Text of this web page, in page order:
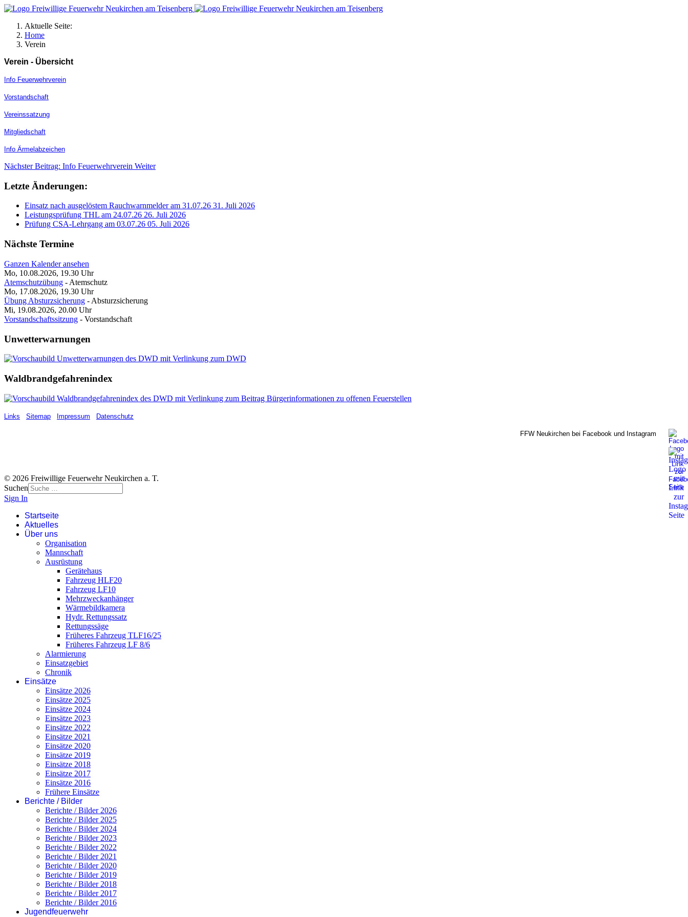
Aktuelle Seite:
Home
Verein
Verein - Übersicht
Info Feuerwehrverein
Vorstandschaft
Vereinssatzung
Mitgliedschaft
Info Ärmelabzeichen
Nächster Beitrag: Info Feuerwehrverein Weiter
Letzte Änderungen:
Einsatz nach ausgelöstem Rauchwarnmelder am 31.07.26 31. Juli 2026
Leistungsprüfung THL am 24.07.26 26. Juli 2026
Prüfung CSA-Lehrgang am 03.07.26 05. Juli 2026
Nächste Termine
Ganzen Kalender ansehen
Mo, 10.08.2026, 19.30 Uhr
Atemschutzübung - Atemschutz
Mo, 17.08.2026, 19.30 Uhr
Übung Absturzsicherung - Absturzsicherung
Mi, 19.08.2026, 20.00 Uhr
Vorstandschaftssitzung - Vorstandschaft
Unwetterwarnungen
Waldbrandgefahrenindex
Links Sitemap Impressum Datenschutz
FFW Neukirchen bei Facebook und Instagram
© 2026 Freiwillige Feuerwehr Neukirchen a. T.
Suchen
Sign In
Startseite
Aktuelles
Über uns
Organisation
Mannschaft
Ausrüstung
Gerätehaus
Fahrzeug HLF20
Fahrzeug LF10
Mehrzweckanhänger
Wärmebildkamera
Hydr. Rettungssatz
Rettungssäge
Früheres Fahrzeug TLF16/25
Früheres Fahrzeug LF 8/6
Alarmierung
Einsatzgebiet
Chronik
Einsätze
Einsätze 2026
Einsätze 2025
Einsätze 2024
Einsätze 2023
Einsätze 2022
Einsätze 2021
Einsätze 2020
Einsätze 2019
Einsätze 2018
Einsätze 2017
Einsätze 2016
Frühere Einsätze
Berichte / Bilder
Berichte / Bilder 2026
Berichte / Bilder 2025
Berichte / Bilder 2024
Berichte / Bilder 2023
Berichte / Bilder 2022
Berichte / Bilder 2021
Berichte / Bilder 2020
Berichte / Bilder 2019
Berichte / Bilder 2018
Berichte / Bilder 2017
Berichte / Bilder 2016
Jugendfeuerwehr